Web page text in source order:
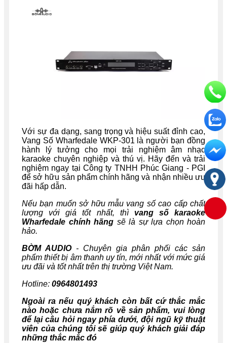
Với sự đa dạng, sang trọng và hiệu suất đỉnh cao,
Vang Số Wharfedale WKP-301 là người bạn đồng
hành lý tưởng cho mọi trải nghiệm âm nhạc
karaoke chuyên nghiệp và thú vị. Hãy đến và trải
nghiệm ngay tại Công ty TNHH Phúc Giang - PGI
để sở hữu sản phẩm chính hãng và nhận nhiều ưu
đãi hấp dẫn.
Nếu bạn muốn sở hữu mẫu vang số cao cấp chất
lượng với giá tốt nhất, thìvang số karaoke
Wharfedale chính hãng sẽ là sự lựa chọn hoàn
hảo.
BỜM AUDIO- Chuyên gia phân phối các sản
phẩm thiết bị âm thanh uy tín, mới nhất với mức giá
ưu đãi và tốt nhất trên thị trường Việt Nam.
Hotline: 0964801493
Ngoài ra nếu quý khách còn bất cứ thắc mắc
nào hoặc chưa nắm rõ về sản phẩm, vui lòng
để lại câu hỏi ngay phía dưới, đội ngũ kỹ thuật
viên của chúng tôi sẽ giúp quý khách giải đáp
những thắc mắc đó